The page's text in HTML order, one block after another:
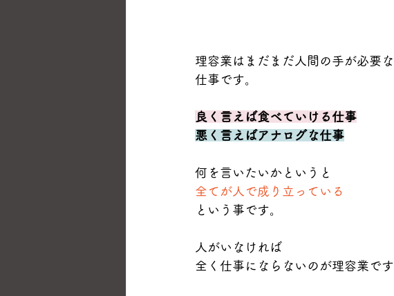
理容業はまだまだ人間の手が必要な
仕事です。
良く言えば食べていける仕事
悪く言えばアナログな仕事
何を言いたいかというと
全てが人で成り立っている
という事です。
人がいなければ
全く仕事にならないのが理容業です